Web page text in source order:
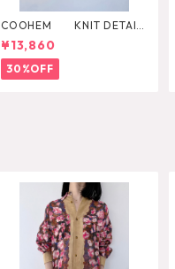
COOHEM KNIT DETAIL
RINGER T-SHIRT
¥13,860
30%OFF